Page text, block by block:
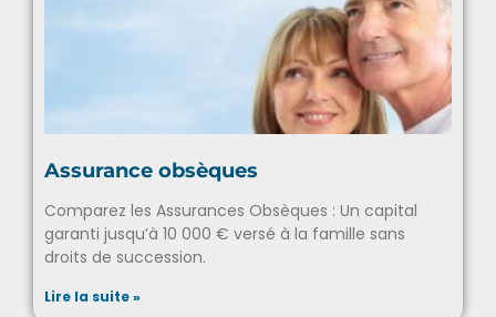
Assurance obsèques
Comparez les Assurances Obsèques : Un capital
droits de succession.